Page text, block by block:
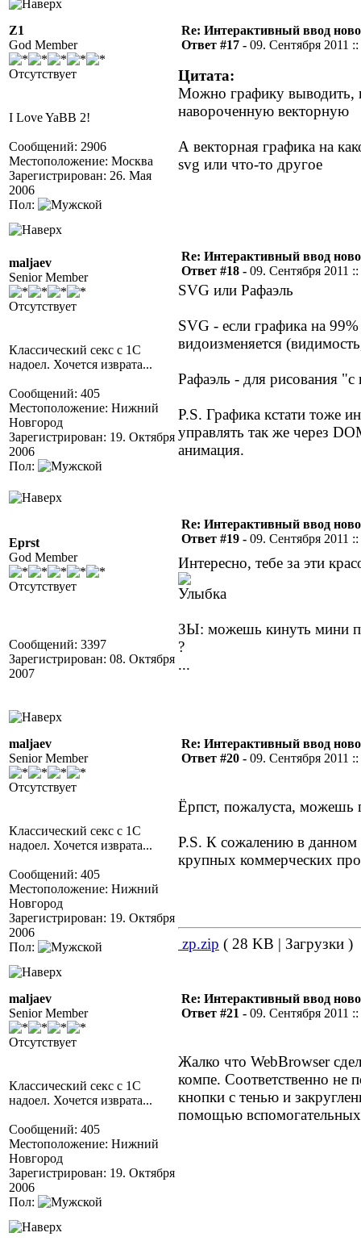
Z1
God Member
Отсутствует
I Love YaBB 2!
Сообщений: 2906
Местоположение: Москва
Зарегистрирован: 26. Мая
2006
Пол:
Re: Интерактивный ввод
Ответ #17 - 09. Сентября 2011
Цитата:
Можно графику выводить,
навороченную векторную
А векторная графика на
svg или что-то другое
maljaev
Senior Member
Отсутствует
Классический секс с 1С
надоел. Хочется изврата...
Сообщений: 405
Местоположение: Нижний
Новгород
Зарегистрирован: 19. Октября
2006
Пол:
Re: Интерактивный ввод
Ответ #18 - 09. Сентября 2011
SVG или Рафаэль
SVG - если графика на
видоизменяется
Рафаэль - для рисования
P.S. Графика кстати тоже
управлять так же через
анимация.
Eprst
God Member
Отсутствует
Сообщений: 3397
Зарегистрирован: 08. Октября
2007
Re: Интерактивный ввод
Ответ #19 - 09. Сентября 2011
Интересно, тебе за эти
ЗЫ: можешь кинуть мини
?
...
maljaev
Senior Member
Отсутствует
Классический секс с 1С
надоел. Хочется изврата...
Сообщений: 405
Местоположение: Нижний
Новгород
Зарегистрирован: 19. Октября
2006
Пол:
Re: Интерактивный ввод
Ответ #20 - 09. Сентября 2011
Ёрпст, пожалуста, можешь
P.S. К сожалению в данном
крупных коммерческих
zp.zip ( 28 KB | Загрузки )
maljaev
Senior Member
Отсутствует
Классический секс с 1С
надоел. Хочется изврата...
Сообщений: 405
Местоположение: Нижний
Новгород
Зарегистрирован: 19. Октября
2006
Пол:
Re: Интерактивный ввод
Ответ #21 - 09. Сентября 2011
Жалко что WebBrowser
компе. Соответственно не
кнопки с тенью и
помощью